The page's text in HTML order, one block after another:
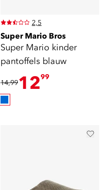
2,5
Super Mario Bros
Super Mario kinder
pantoffels blauw
14,991299